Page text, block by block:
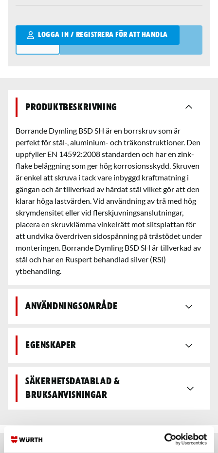
LOGGA IN / REGISTRERA FÖR ATT HANDLA
Qantity
Produktbeskrivning
Borrande Dymling BSD SH är en borrskruv som är
perfekt för stål-, aluminium- och träkonstruktioner. Den
uppfyller EN 14592:2008 standarden och har en zink-
flake beläggning som ger hög korrosionsskydd. Skruven
är enkel att skruva i tack vare inbyggd kraftmatning i
gängan och är tillverkad av härdat stål vilket gör att den
klarar höga lastvärden. Vid användning av trä med hög
skrymdensitet eller vid flerskjuvningsanslutningar,
placera en skruvklämma vinkelrätt mot slitsplattan för
att undvika överdriven sidospänning på trästödet under
monteringen. Borrande Dymling BSD SH är tillverkad av
stål och har en Ruspert behandlad silver (RSI)
ytbehandling.
Användningsområde
Egenskaper
Säkerhetsdatablad &
bruksanvisningar